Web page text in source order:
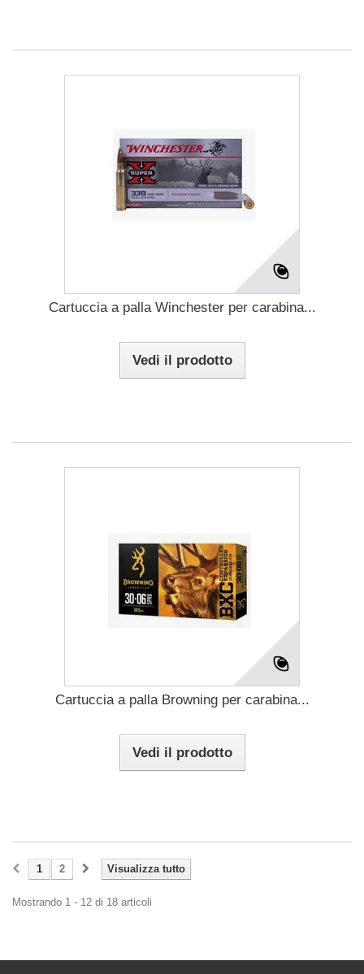
Cartuccia a palla Winchester per carabina...
Vedi il prodotto
Cartuccia a palla Browning per carabina...
Vedi il prodotto
Visualizza tutto
1 2
Mostrando 1 - 12 di 18 articoli